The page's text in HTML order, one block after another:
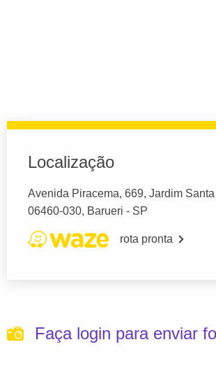
Localização
Avenida Piracema, 669, Jardim
06460-030, Barueri - SP
rota pronta
Faça login para enviar